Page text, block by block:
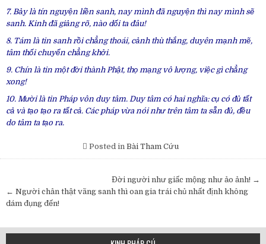
7. Bảy là tín nguyện liền sanh, nay mình đã nguyện thì nay mình sẽ
sanh. Kinh đã giảng rõ, nào dối ta đâu!
8. Tám là tin sanh rồi chẳng thoái, cảnh thù thắng, duyên mạnh mẽ,
tâm thối chuyển chẳng khởi.
9. Chín là tin một đời thành Phật, thọ mạng vô lượng, việc gì chẳng
xong!
10. Mười là tin Pháp vôn duy tâm. Duy tâm có hai nghĩa: cụ có đủ tất
cả và tạo tạo ra tất cả. Các pháp vừa nói như trên tâm ta sẵn đủ, đều
do tâm ta tạo ra.
Posted in Bài Tham Cứu
navigation
Đời người như giấc mộng như ảo ảnh! →
← Người chân thật vãng sanh thì oan gia trái chủ nhất định không
dám đụng đến!